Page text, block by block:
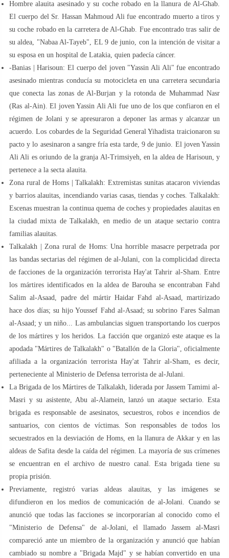
Hombre alauita asesinado y su coche robado en la llanura de Al-Ghab.
El cuerpo del Sr. Hassan Mahmoud Ali fue encontrado muerto a tiros y
su coche robado en la carretera de Al-Ghab. Fue encontrado tras salir de
su aldea, "Nabaa Al-Tayeb", EL 9 de junio, con la intención de visitar a
su esposa en un hospital de Latakia, quien padecía cáncer.
-Banias | Harisoun: El cuerpo del joven "Yassin Ali Ali" fue encontrado
asesinado mientras conducía su motocicleta en una carretera secundaria
que conecta las zonas de Al-Burjan y la rotonda de Muhammad Nasr
(Ras al-Ain). El joven Yassin Ali Ali fue uno de los que confiaron en el
régimen de Jolani y se apresuraron a deponer las armas y alcanzar un
acuerdo. Los cobardes de la Seguridad General Yihadista traicionaron su
pacto y lo asesinaron a sangre fría esta tarde, 9 de junio. El joven Yassin
Ali Ali es oriundo de la granja Al-Trimsiyeh, en la aldea de Harisoun, y
pertenece a la secta alauita.
Zona rural de Homs | Talkalakh: Extremistas sunitas atacaron viviendas
y barrios alauitas, incendiando varias casas, tiendas y coches. Talkalakh:
Escenas muestran la continua quema de coches y propiedades alauitas en
la ciudad mixta de Talkalakh, en medio de un ataque sectario contra
familias alauitas.
Talkalakh | Zona rural de Homs: Una horrible masacre perpetrada por
las bandas sectarias del régimen de al-Julani, con la complicidad directa
de facciones de la organización terrorista Hay'at Tahrir al-Sham. Entre
los mártires identificados en la aldea de Barouha se encontraban Fahd
Salim al-Asaad, padre del mártir Haidar Fahd al-Asaad, martirizado
hace dos días; su hijo Youssef Fahd al-Asaad; su sobrino Fares Salman
al-Asaad; y un niño... Las ambulancias siguen transportando los cuerpos
de los mártires y los heridos. La facción que organizó este ataque es la
apodada "Mártires de Talkalakh" o "Batallón de la Gloria", oficialmente
afiliada a la organización terrorista Hay'at Tahrir al-Sham, es decir,
perteneciente al Ministerio de Defensa terrorista de al-Julani.
La Brigada de los Mártires de Talkalakh, liderada por Jassem Tamimi al-
Masri y su asistente, Abu al-Alamein, lanzó un ataque sectario. Esta
brigada es responsable de asesinatos, secuestros, robos e incendios de
santuarios, con cientos de víctimas. Son responsables de todos los
secuestrados en la desviación de Homs, en la llanura de Akkar y en las
aldeas de Safita desde la caída del régimen. La mayoría de sus crímenes
se encuentran en el archivo de nuestro canal. Esta brigada tiene su
propia prisión.
Previamente, registró varias aldeas alauitas, y las imágenes se
difundieron en los medios de comunicación de al-Jolani. Cuando se
anunció que todas las facciones se incorporarían al conocido como el
"Ministerio de Defensa" de al-Jolani, el llamado Jassem al-Masri
compareció ante un miembro de la organización y anunció que habían
cambiado su nombre a "Brigada Majd" y se habían convertido en una